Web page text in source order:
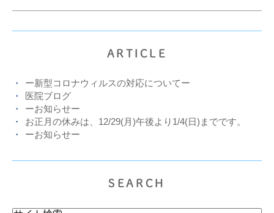
ARTICLE
ー新型コロナウィルスの対応についてー
医院ブログ
ーお知らせー
お正月の休みは、12/29(月)午後より1/4(日)までです。
ーお知らせー
SEARCH